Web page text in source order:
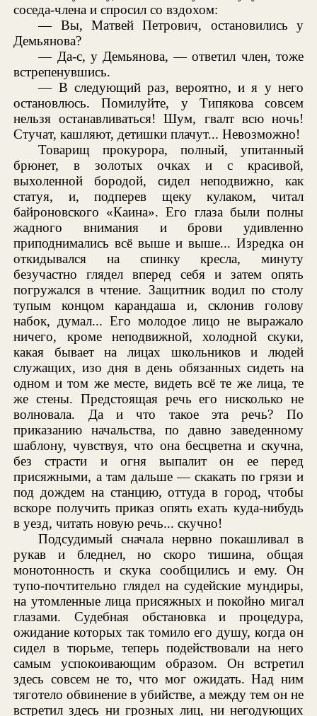
соседа-члена и спросил со вздохом:
— Вы, Матвей Петрович, остановились у
Демьянова?
— Да-с, у Демьянова, — ответил член, тоже
встрепенувшись.
— В следующий раз, вероятно, и я у него
остановлюсь. Помилуйте, у Типякова совсем
нельзя останавливаться! Шум, гвалт всю ночь!
Стучат, кашляют, детишки плачут... Невозможно!
Товарищ прокурора, полный, упитанный
брюнет, в золотых очках и с красивой,
выхоленной бородой, сидел неподвижно, как
статуя, и, подперев щеку кулаком, читал
байроновского «Каина». Его глаза были полны
жадного внимания и брови удивленно
приподнимались всё выше и выше... Изредка он
откидывался на спинку кресла, минуту
безучастно глядел вперед себя и затем опять
погружался в чтение. Защитник водил по столу
тупым концом карандаша и, склонив голову
набок, думал... Его молодое лицо не выражало
ничего, кроме неподвижной, холодной скуки,
какая бывает на лицах школьников и людей
служащих, изо дня в день обязанных сидеть на
одном и том же месте, видеть всё те же лица, те
же стены. Предстоящая речь его нисколько не
волновала. Да и что такое эта речь? По
приказанию начальства, по давно заведенному
шаблону, чувствуя, что она бесцветна и скучна,
без страсти и огня выпалит он ее перед
присяжными, а там дальше — скакать по грязи и
под дождем на станцию, оттуда в город, чтобы
вскоре получить приказ опять ехать куда-нибудь
в уезд, читать новую речь... скучно!
Подсудимый сначала нервно покашливал в
рукав и бледнел, но скоро тишина, общая
монотонность и скука сообщились и ему. Он
тупо-почтительно глядел на судейские мундиры,
на утомленные лица присяжных и покойно мигал
глазами. Судебная обстановка и процедура,
ожидание которых так томило его душу, когда он
сидел в тюрьме, теперь подействовали на него
самым успокоивающим образом. Он встретил
здесь совсем не то, что мог ожидать. Над ним
тяготело обвинение в убийстве, а между тем он не
встретил здесь ни грозных лиц, ни негодующих